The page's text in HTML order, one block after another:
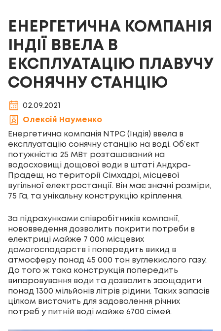
ЕНЕРГЕТИЧНА КОМПАНІЯ
ІНДІЇ ВВЕЛА В
ЕКСПЛУАТАЦІЮ ПЛАВУЧУ
СОНЯЧНУ СТАНЦІЮ
02.09.2021
Олексій Науменко
Енергетична компанія NTPC (Індія) ввела в
експлуатацію сонячну станцію на воді. Об’єкт
потужністю 25 МВт розташований на
водосховищі дощової води в штаті Андхра-
Прадеш, на території Сімхадрі, місцевої
вугільної електростанції. Він має значні розміри,
75 Га, та унікальну конструкцію кріплення.
За підрахунками співробітників компанії,
нововведення дозволить покрити потреби в
електриці майже 7 000 місцевих
домогосподарств і попередить викид в
атмосферу понад 45 000 тон вуглекислого газу.
До того ж така конструкція попередить
випаровування води та дозволить заощадити
понад 1300 мільйонів літрів рідини. Таких запасів
цілком вистачить для задоволення річних
потреб у питній воді майже 6700 сімей.